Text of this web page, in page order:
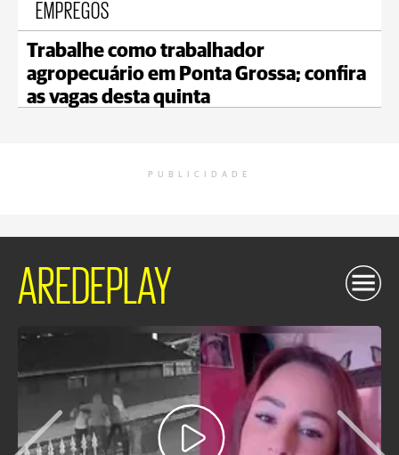
EMPREGOS
Trabalhe como trabalhador
agropecuário em Ponta Grossa; confira
as vagas desta quinta
PUBLICIDADE
AREDEPLAY